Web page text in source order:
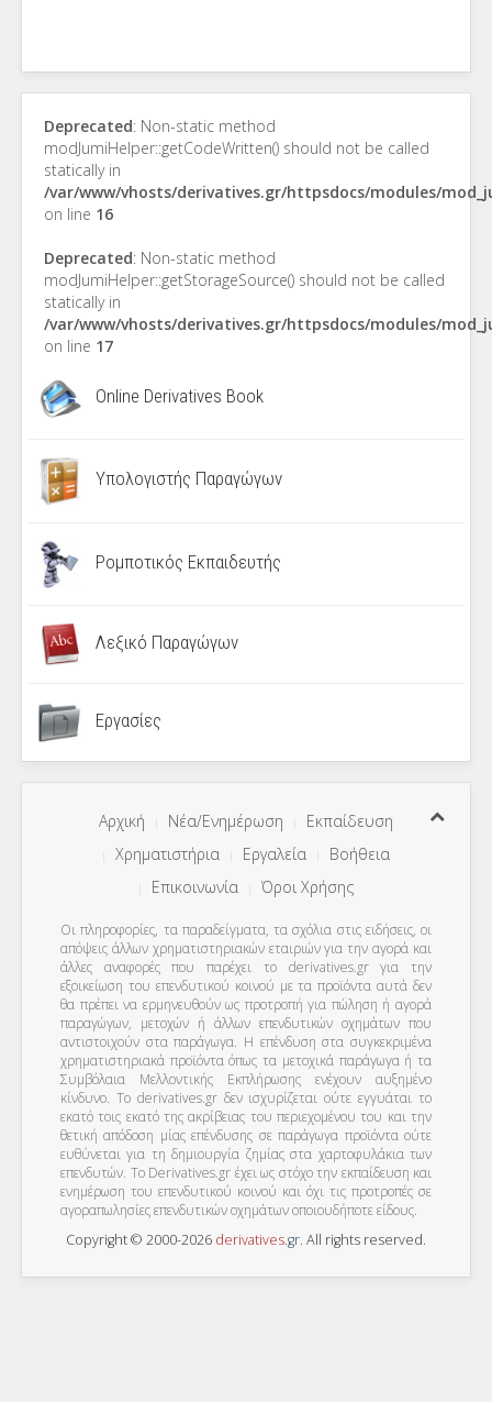
Deprecated: Non-static method
modJumiHelper::getCodeWritten() should not be called
statically in
/var/www/vhosts/derivatives.gr/httpsdocs/modules/
on line 16
Deprecated: Non-static method
modJumiHelper::getStorageSource() should not be called
statically in
/var/www/vhosts/derivatives.gr/httpsdocs/modules/
on line 17
Online Derivatives Book
Υπολογιστής Παραγώγων
Ρομποτικός Εκπαιδευτής
Λεξικό Παραγώγων
Εργασίες
Αρχική Νέα/Ενημέρωση
Εκπαίδευση
Χρηματιστήρια
Εργαλεία
Βοήθεια
Επικοινωνία
Όροι Χρήσης
Οι πληροφορίες, τα παραδείγματα, τα σχόλια στις ειδήσεις, οι
απόψεις άλλων χρηματιστηριακών εταιριών για την αγορά και
άλλες αναφορές που παρέχει το derivatives.gr για την
εξοικείωση του επενδυτικού κοινού με τα προϊόντα αυτά δεν
θα πρέπει να ερμηνευθούν ως προτροπή για πώληση ή αγορά
παραγώγων, μετοχών ή άλλων επενδυτικών οχημάτων που
αντιστοιχούν στα παράγωγα. Η επένδυση στα συγκεκριμένα
χρηματιστηριακά προϊόντα όπως τα μετοχικά παράγωγα ή τα
Συμβόλαια Μελλοντικής Εκπλήρωσης ενέχουν αυξημένο
κίνδυνο. Το derivatives.gr δεν ισχυρίζεται ούτε εγγυάται το
εκατό τοις εκατό της ακρίβειας του περιεχομένου του και την
θετική απόδοση μίας επένδυσης σε παράγωγα προϊόντα ούτε
ευθύνεται για τη δημιουργία ζημίας στα χαρτοφυλάκια των
επενδυτών. To Derivatives.gr έχει ως στόχο την εκπαίδευση και
ενημέρωση του επενδυτικού κοινού και όχι τις προτροπές σε
αγοραπωλησίες επενδυτικών οχημάτων οποιουδήποτε είδους.
Copyright © 2000-2026 derivatives.gr. All rights reserved.